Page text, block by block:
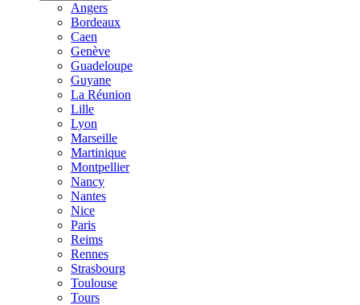
Angers
Bordeaux
Caen
Genève
Guadeloupe
Guyane
La Réunion
Lille
Lyon
Marseille
Martinique
Montpellier
Nancy
Nantes
Nice
Paris
Reims
Rennes
Strasbourg
Toulouse
Tours